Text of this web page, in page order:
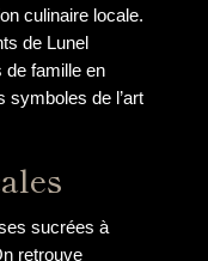
culinaire locale.
de Lunel
de famille en
symboles de l’art
sucrées à
retrouve